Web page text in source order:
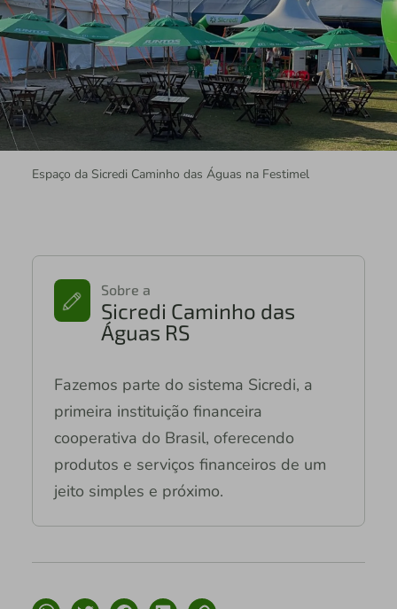
Espaço da Sicredi Caminho das Águas na Festimel
Sobre a
Sicredi Caminho das
Águas RS
Fazemos parte do sistema Sicredi, a
primeira instituição financeira
cooperativa do Brasil, oferecendo
produtos e serviços financeiros de um
jeito simples e próximo.